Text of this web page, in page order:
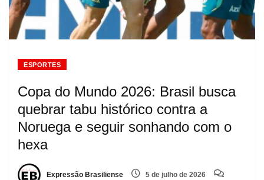
ESPORTES
Copa do Mundo 2026: Brasil busca
quebrar tabu histórico contra a
Noruega e seguir sonhando com o
hexa
Expressão Brasiliense 5 de julho de 2026